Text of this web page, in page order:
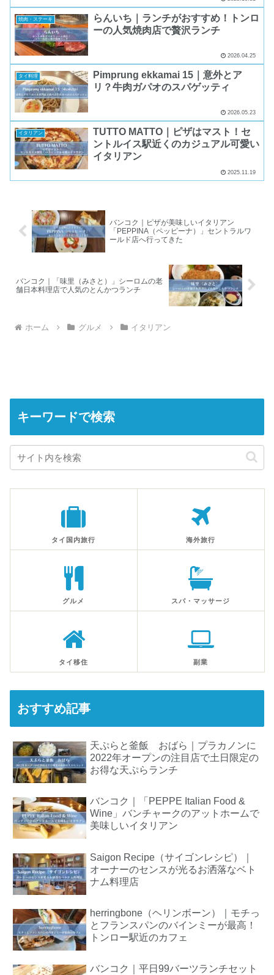
焼肉・ステーキ
らんいち｜ランチがおすすめ！トンロ
ーの人気焼肉店で贅沢ランチ
2026.04.25
タイ料理
Pimprung ekkamai 15｜意外とア
リ？牛肉ガパオのスパゲッティ
2026.05.23
イタリアン
TUTTO MATTO｜ピザはマスト！セ
ントルイス駅近くのカジュアル可愛い
イタリアン
2025.11.19
バンコク｜ピザが美味しいイタリアン
「PEPPINA（ペッピーナ）」セントラルワ
ールド店へ行ってきた
バンコク｜「味里（みさと）」シーロムの老
舗日本料理店で人気のとんかつランチ
ホーム グルメ イタリアン
キーワードで検索
タイ国内旅行 海外旅行
グルメ スパ・マッサージ
タイ移住 副業
おすすめ記事
天ぷらと釜飯 おばら｜プラカノンに
2022年オープンの注目店で土日限定の
お得な天ぷらランチ
バンコク｜「PEPPE Italian Food &
Wine」バンチャークのアットホームで
美味しいイタリアン
Saigon Recipe（サイゴンレシピ）｜
オーナーのセンスが光るお洒落なベト
ナム料理店
herringbone（ヘリンボーン）｜モチっ
とフランスパンのバインミーが最高！
トンロー駅近のカフェ
バンコク｜平日99バーツランチセット